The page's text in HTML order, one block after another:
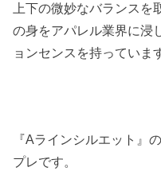
上下の微妙なバランス
の身をアパレル業界に浸
ョンセンスを持っていま
『Aラインシルエット』
プレです。